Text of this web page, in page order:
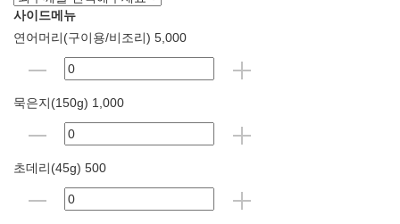
사이드메뉴
연어머리(구이용/비조리) 5,000
묵은지(150g) 1,000
초데리(45g) 500